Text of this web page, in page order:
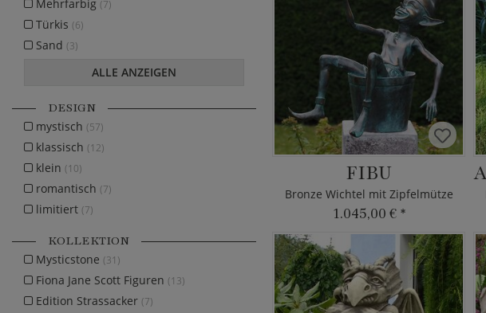
FIBU
Bronze Wichtel mit Zipfelmütze
1.045,00 € *
Mehrfarbig (7)
Türkis (6)
Sand (3)
ALLE ANZEIGEN
DESIGN
mystisch (57)
klassisch (12)
klein (10)
romantisch (7)
limitiert (7)
KOLLEKTION
Mysticstone (31)
Fiona Jane Scott Figuren (13)
Edition Strassacker (7)